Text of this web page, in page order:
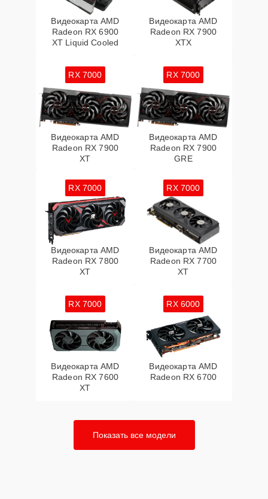
Видеокарта AMD
Radeon RX 6900
XT Liquid Cooled
Видеокарта AMD
Radeon RX 7900
XTX
RX 7000
Видеокарта AMD
Radeon RX 7900
XT
RX 7000
Видеокарта AMD
Radeon RX 7900
GRE
RX 7000
Видеокарта AMD
Radeon RX 7800
XT
RX 7000
Видеокарта AMD
Radeon RX 7700
XT
RX 7000
Видеокарта AMD
Radeon RX 7600
XT
RX 6000
Видеокарта AMD
Radeon RX 6700
Показать все модели